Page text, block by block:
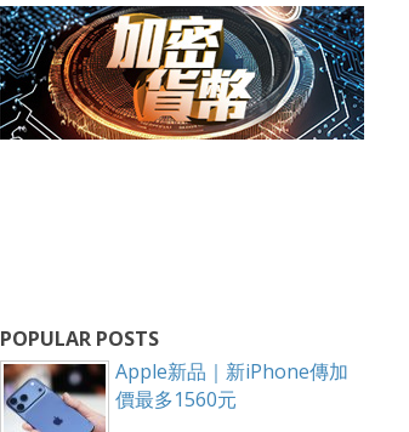
POPULAR POSTS
Apple新品｜新iPhone傳加
價最多1560元